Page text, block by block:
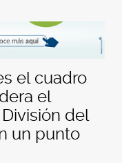
el cuadro
el
del
un punto